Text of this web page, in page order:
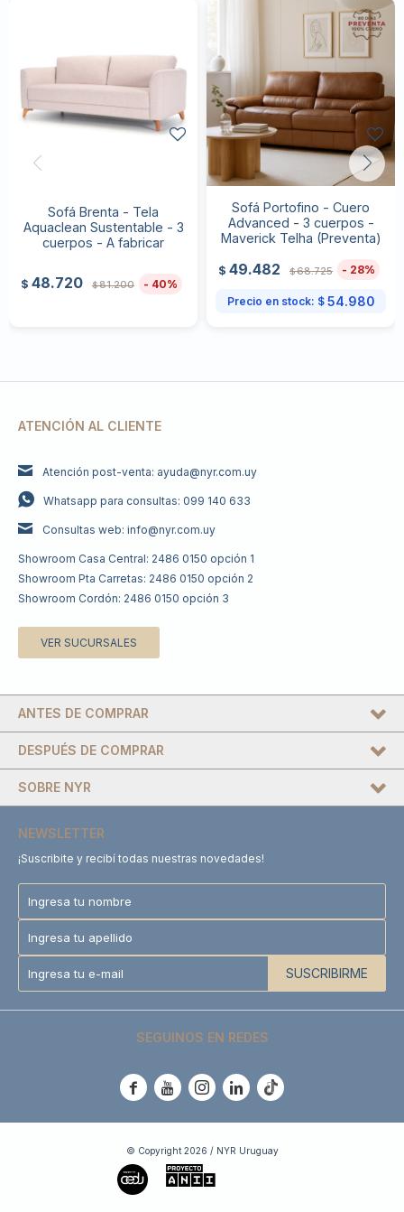
Sofá Brenta - Tela
Aquaclean Sustentable - 3
cuerpos - A fabricar
$ 48.720 $81.200 40
Sofá Portofino - Cuero
Advanced - 3 cuerpos -
Maverick Telha (Preventa)
$ 49.482 $68.725 28
Precio en stock: $ 54.980
ATENCIÓN AL CLIENTE
Atención post-venta: ayuda@nyr.com.uy
Whatsapp para consultas: 099 140 633
Consultas web: info@nyr.com.uy
Showroom Casa Central: 2486 0150 opción 1
Showroom Pta Carretas: 2486 0150 opción 2
Showroom Cordón: 2486 0150 opción 3
VER SUCURSALES
DESPUÉS DE COMPRAR
SOBRE NYR
ANTES DE COMPRAR
NEWSLETTER
¡Suscribite y recibí todas nuestras novedades!
SUSCRIBIRME
SEGUINOS EN REDES
    
© Copyright 2026 / NYR Uruguay